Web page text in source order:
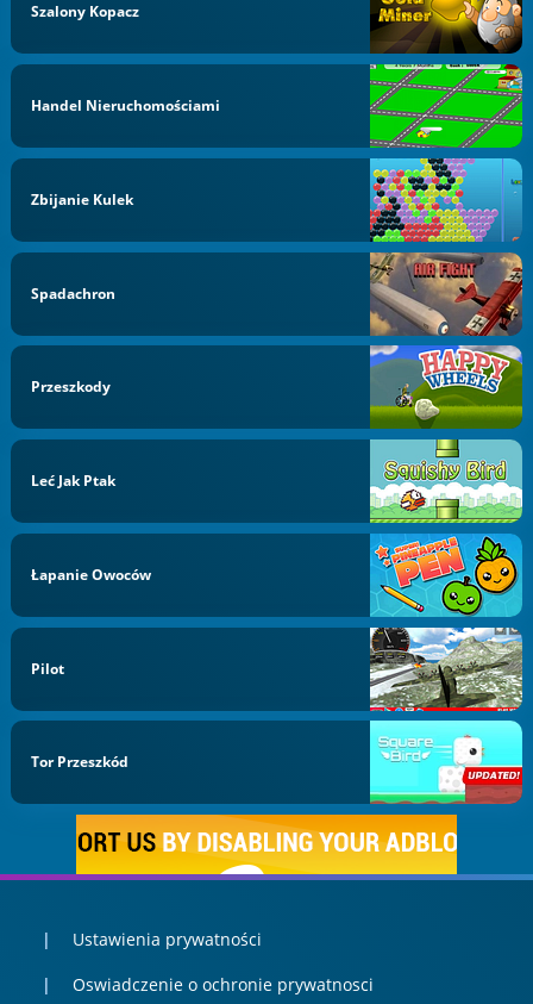
Szalony Kopacz
Handel Nieruchomościami
Zbijanie Kulek
Spadachron
Przeszkody
Leć Jak Ptak
Łapanie Owoców
Pilot
Tor Przeszkód
Ustawienia prywatności
Oswiadczenie o ochronie prywatnosci